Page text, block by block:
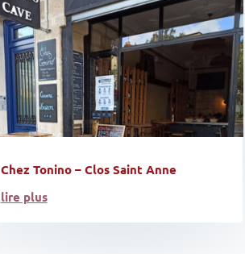
Chez Tonino – Clos Saint Anne
lire plus